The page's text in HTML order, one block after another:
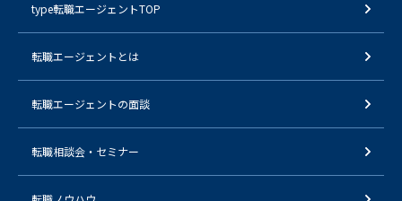
type転職エージェントTOP
転職エージェントとは
転職エージェントの面談
転職相談会・セミナー